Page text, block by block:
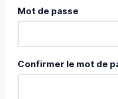
Mot de passe
Confirmer le mot de